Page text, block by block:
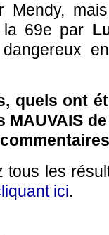
Mendy,
la 69e par
quels ont
MAUVAIS
tous les
ici.